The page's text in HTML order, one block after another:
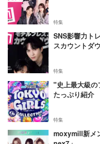
特集
SNS影響力ト
スカウントダ
特集
"史上最大級の
たっぷり紹介
特集
moxymill新メ